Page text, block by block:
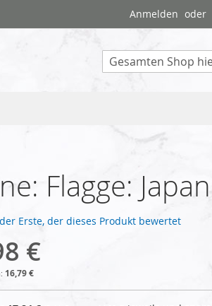
Anmelden
Flagge: Japan
Erste, der dieses Produkt bewertet
€
16,79 €